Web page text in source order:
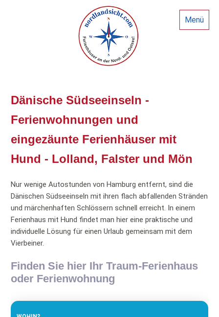
Menü
Dänische Südseeinseln -
Ferienwohnungen und
eingezäunte Ferienhäuser mit
Hund - Lolland, Falster und Mön
Nur wenige Autostunden von Hamburg entfernt, sind die
Dänischen Südseeinseln mit ihren flach abfallenden Stränden
und märchenhaften Schlössern schnell erreicht. In einem
Ferienhaus mit Hund findet man hier eine praktische und
individuelle Lösung für einen Urlaub gemeinsam mit dem
Vierbeiner.
Finden Sie hier Ihr Traum-Ferienhaus
oder Ferienwohnung